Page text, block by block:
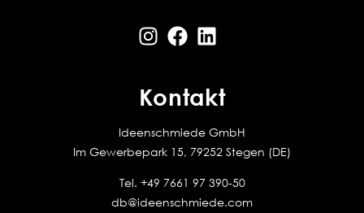
Kontakt
Ideenschmiede GmbH
Im Gewerbepark 15, 79252 Stegen (DE)
Tel. +49 7661 97 390-50
db@ideenschmiede.com